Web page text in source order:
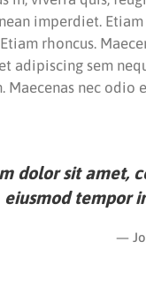
imperdiet.
rhoncus.
adipiscing sem
Maecenas nec odio
dolor sit amet,
eiusmod tempor